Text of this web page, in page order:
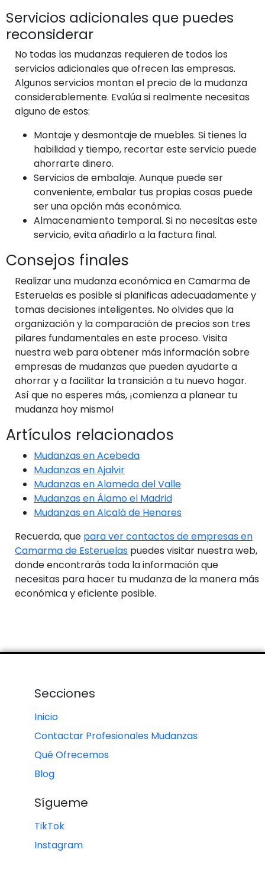
Servicios adicionales que puedes
reconsiderar
No todas las mudanzas requieren de todos los
servicios adicionales que ofrecen las empresas.
Algunos servicios montan el precio de la mudanza
considerablemente. Evalúa si realmente necesitas
alguno de estos:
Montaje y desmontaje de muebles. Si tienes la
habilidad y tiempo, recortar este servicio puede
ahorrarte dinero.
Servicios de embalaje. Aunque puede ser
conveniente, embalar tus propias cosas puede
ser una opción más económica.
Almacenamiento temporal. Si no necesitas este
servicio, evita añadirlo a la factura final.
Consejos finales
Realizar una mudanza económica en Camarma de
Esteruelas es posible si planificas adecuadamente y
tomas decisiones inteligentes. No olvides que la
organización y la comparación de precios son tres
pilares fundamentales en este proceso. Visita
nuestra web para obtener más información sobre
empresas de mudanzas que pueden ayudarte a
ahorrar y a facilitar la transición a tu nuevo hogar.
Así que no esperes más, ¡comienza a planear tu
mudanza hoy mismo!
Artículos relacionados
Mudanzas en Acebeda
Mudanzas en Ajalvir
Mudanzas en Alameda del Valle
Mudanzas en Álamo el Madrid
Mudanzas en Alcalá de Henares
Recuerda, que para ver contactos de empresas en
Camarma de Esteruelas puedes visitar nuestra web,
donde encontrarás toda la información que
necesitas para hacer tu mudanza de la manera más
económica y eficiente posible.
Secciones
Inicio
Contactar Profesionales Mudanzas
Qué Ofrecemos
Blog
Sígueme
TikTok
Instagram